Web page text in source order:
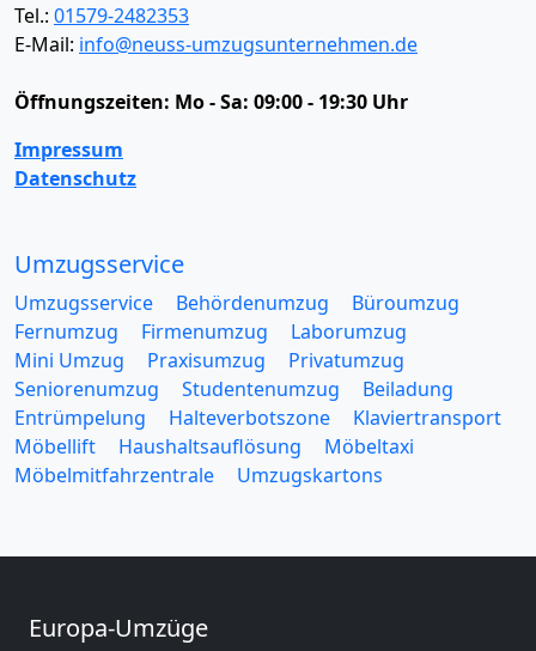
Tel.: 01579-2482353
E-Mail: info@neuss-umzugsunternehmen.de
Öffnungszeiten: Mo - Sa: 09:00 - 19:30 Uhr
Impressum
Datenschutz
Umzugsservice
Umzugsservice Behördenumzug
Büroumzug
Fernumzug
Firmenumzug
Laborumzug
Mini Umzug
Praxisumzug
Privatumzug
Seniorenumzug
Studentenumzug
Beiladung
Entrümpelung
Halteverbotszone
Klaviertransport
Möbellift
Haushaltsauflösung
Möbeltaxi
Möbelmitfahrzentrale
Umzugskartons
Europa-Umzüge